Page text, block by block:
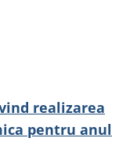
realizarea
pentru anul